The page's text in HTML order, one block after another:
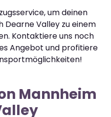
um deinen
Dearne Valley zu einem
Kontaktiere uns noch
Angebot und profitiere
Mannheim